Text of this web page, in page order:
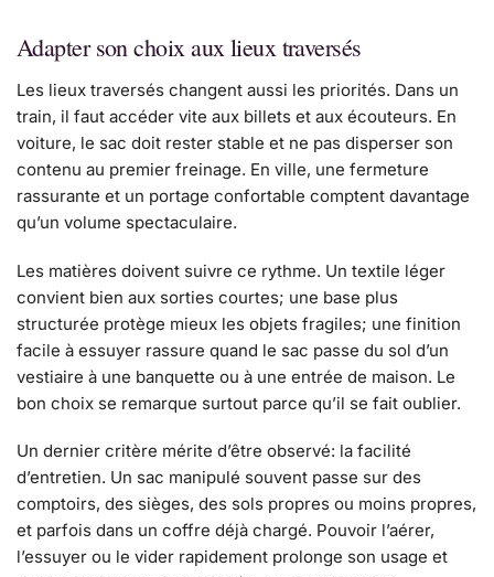
Adapter son choix aux lieux traversés
Les lieux traversés changent aussi les priorités. Dans un
train, il faut accéder vite aux billets et aux écouteurs. En
voiture, le sac doit rester stable et ne pas disperser son
contenu au premier freinage. En ville, une fermeture
rassurante et un portage confortable comptent davantage
qu’un volume spectaculaire.
Les matières doivent suivre ce rythme. Un textile léger
convient bien aux sorties courtes; une base plus
structurée protège mieux les objets fragiles; une finition
facile à essuyer rassure quand le sac passe du sol d’un
vestiaire à une banquette ou à une entrée de maison. Le
bon choix se remarque surtout parce qu’il se fait oublier.
Un dernier critère mérite d’être observé: la facilité
d’entretien. Un sac manipulé souvent passe sur des
comptoirs, des sièges, des sols propres ou moins propres,
et parfois dans un coffre déjà chargé. Pouvoir l’aérer,
l’essuyer ou le vider rapidement prolonge son usage et